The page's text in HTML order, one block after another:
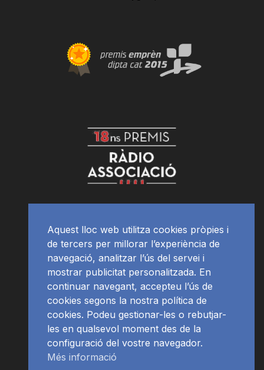
Aquest lloc web utilitza cookies pròpies i
de tercers per millorar l’experiència de
navegació, analitzar l’ús del servei i
mostrar publicitat personalitzada. En
continuar navegant, accepteu l’ús de
cookies segons la nostra política de
cookies. Podeu gestionar-les o rebutjar-
les en qualsevol moment des de la
configuració del vostre navegador.
Més informació